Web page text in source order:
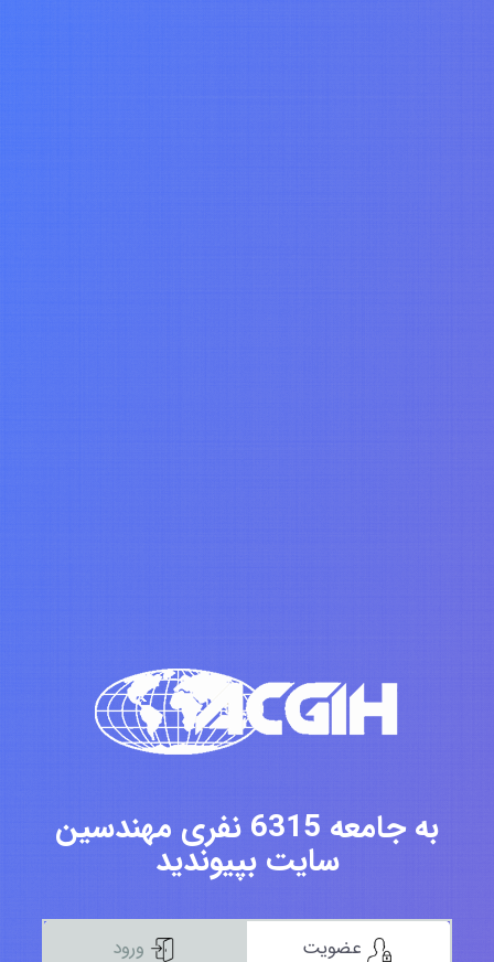
به جامعه 6315 نفری مهندسین
سایت بپیوندید